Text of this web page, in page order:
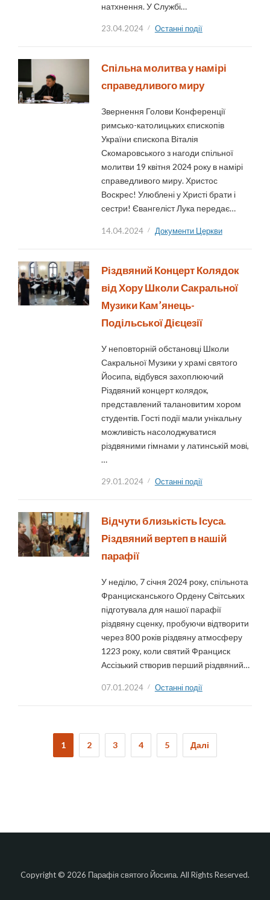
натхнення. У Службі…
23.04.2024 Останні події
Спільна молитва у намірі
справедливого миру
Звернення Голови Конференції
римсько-католицьких єпископів
України єпископа Віталія
Скомаровського з нагоди спільної
молитви 19 квітня 2024 року в намірі
справедливого миру. Христос
Воскрес! Улюблені у Христі брати і
сестри! Євангеліст Лука передає…
14.04.2024 Документи Церкви
Різдвяний Концерт Колядок
від Хору Школи Сакральної
Музики Кам’янець-
Подільської Дієцезії
У неповторній обстановці Школи
Сакральної Музики у храмі святого
Йосипа, відбувся захоплюючий
Різдвяний концерт колядок,
представлений талановитим хором
студентів. Гості події мали унікальну
можливість насолоджуватися
різдвяними гімнами у латинській мові,
…
29.01.2024 Останні події
Відчути близькість Ісуса.
Різдвяний вертеп в нашій
парафії
У неділю, 7 січня 2024 року, спільнота
Францисканського Ордену Світських
підготувала для нашої парафії
різдвяну сценку, пробуючи відтворити
через 800 років різдвяну атмосферу
1223 року, коли святий Франциск
Ассізький створив перший різдвяний…
07.01.2024 Останні події
Навігація
записів1 2 3 4 5 Далі
Copyright © 2026 Парафія святого Йосипа. All Rights Reserved.